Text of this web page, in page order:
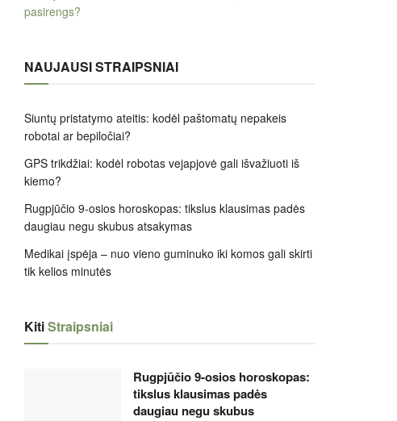
pasirengs?
NAUJAUSI STRAIPSNIAI
Siuntų pristatymo ateitis: kodėl paštomatų nepakeis
robotai ar bepiločiai?
GPS trikdžiai: kodėl robotas vejapjovė gali išvažiuoti iš
kiemo?
Rugpjūčio 9-osios horoskopas: tikslus klausimas padės
daugiau negu skubus atsakymas
Medikai įspėja – nuo vieno guminuko iki komos gali skirti
tik kelios minutės
KitiStraipsniai
Rugpjūčio 9-osios horoskopas:
tikslus klausimas padės
daugiau negu skubus